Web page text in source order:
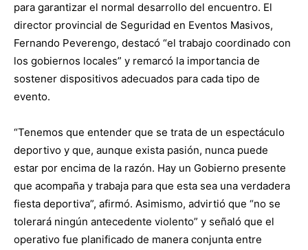
para garantizar el normal desarrollo del encuentro. El
director provincial de Seguridad en Eventos Masivos,
Fernando Peverengo, destacó “el trabajo coordinado con
los gobiernos locales” y remarcó la importancia de
sostener dispositivos adecuados para cada tipo de
evento.
“Tenemos que entender que se trata de un espectáculo
deportivo y que, aunque exista pasión, nunca puede
estar por encima de la razón. Hay un Gobierno presente
que acompaña y trabaja para que esta sea una verdadera
fiesta deportiva”, afirmó. Asimismo, advirtió que “no se
tolerará ningún antecedente violento” y señaló que el
operativo fue planificado de manera conjunta entre